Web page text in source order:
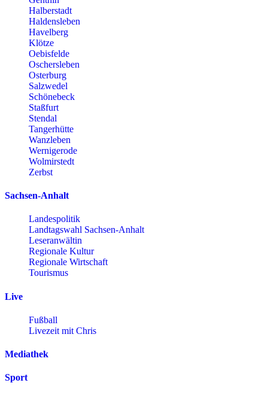
Halberstadt
Haldensleben
Havelberg
Klötze
Oebisfelde
Oschersleben
Osterburg
Salzwedel
Schönebeck
Staßfurt
Stendal
Tangerhütte
Wanzleben
Wernigerode
Wolmirstedt
Zerbst
Sachsen-Anhalt
Landespolitik
Landtagswahl Sachsen-Anhalt
Leseranwältin
Regionale Kultur
Regionale Wirtschaft
Tourismus
Live
Fußball
Livezeit mit Chris
Mediathek
Sport